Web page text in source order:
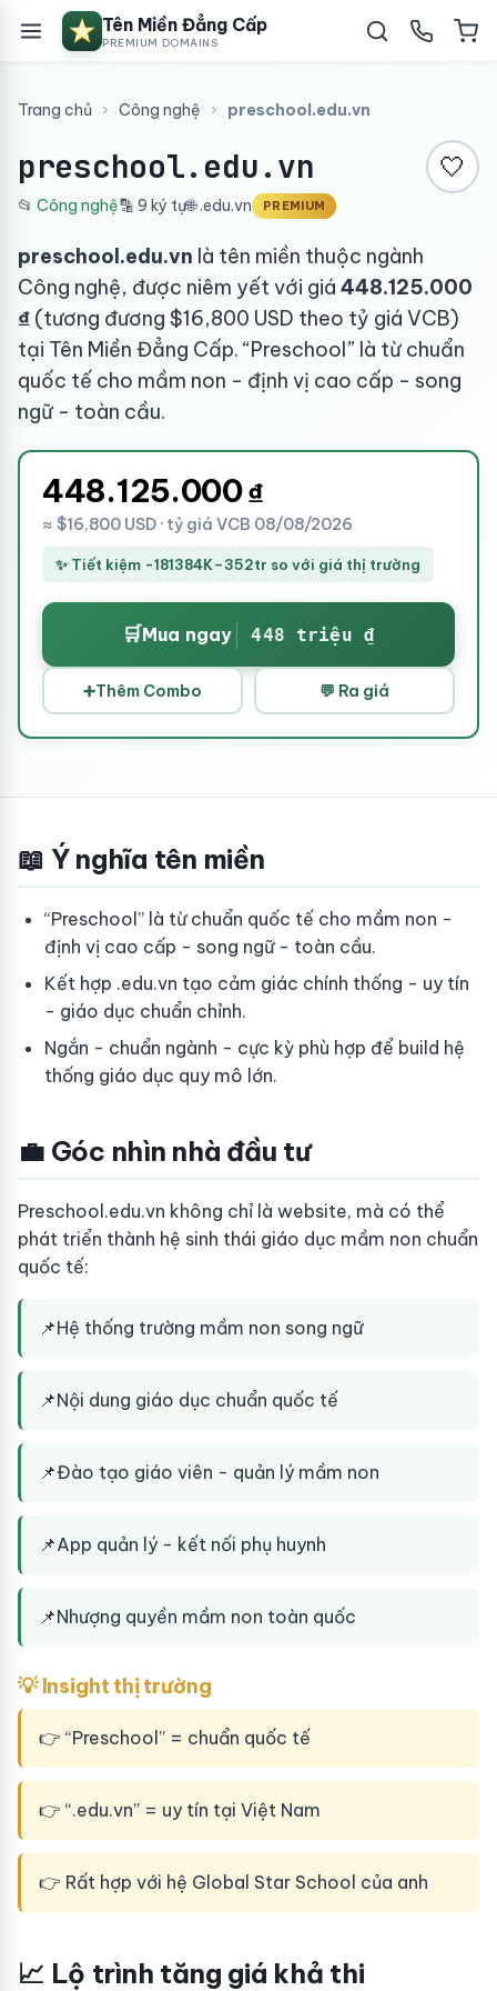
Tên Miền Đẳng Cấp
PREMIUM DOMAINS
Trang chủ › Công nghệ › preschool.edu.vn
preschool.edu.vn 🤍
📂 Công nghệ🔡 9 ký tự🌐 .edu.vn PREMIUM
preschool.edu.vn là tên miền thuộc ngành
Công nghệ, được niêm yết với giá 448.125.000
₫ (tương đương $16,800 USD theo tỷ giá VCB)
tại Tên Miền Đẳng Cấp. “Preschool” là từ chuẩn
quốc tế cho mầm non - định vị cao cấp - song
ngữ - toàn cầu.
448.125.000₫
≈ $16,800 USD · tỷ giá VCB 08/08/2026
✨ Tiết kiệm -181384K–352tr so với giá thị trường
🛒Mua ngay 448 triệu ₫
➕Thêm Combo 💬 Ra giá
📖 Ý nghĩa tên miền
“Preschool” là từ chuẩn quốc tế cho mầm non -
định vị cao cấp - song ngữ - toàn cầu.
Kết hợp .edu.vn tạo cảm giác chính thống - uy tín
- giáo dục chuẩn chỉnh.
Ngắn - chuẩn ngành - cực kỳ phù hợp để build hệ
thống giáo dục quy mô lớn.
💼 Góc nhìn nhà đầu tư
Preschool.edu.vn không chỉ là website, mà có thể
phát triển thành hệ sinh thái giáo dục mầm non chuẩn
quốc tế:
📌Hệ thống trường mầm non song ngữ
📌Nội dung giáo dục chuẩn quốc tế
📌Đào tạo giáo viên - quản lý mầm non
📌App quản lý - kết nối phụ huynh
📌Nhượng quyền mầm non toàn quốc
💡 Insight thị trường
👉 “Preschool” = chuẩn quốc tế
👉 “.edu.vn” = uy tín tại Việt Nam
👉 Rất hợp với hệ Global Star School của anh
📈 Lộ trình tăng giá khả thi